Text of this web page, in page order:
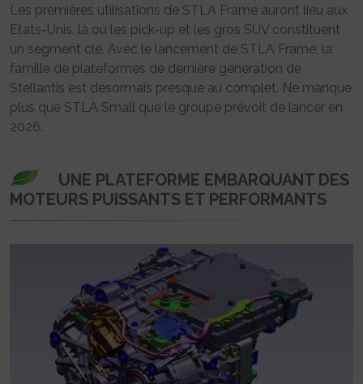
Les premières utilisations de STLA Frame auront lieu aux
Etats-Unis, là où les pick-up et les gros SUV constituent
un segment clé. Avec le lancement de STLA Frame, la
famille de plateformes de dernière génération de
Stellantis est désormais presque au complet. Ne manque
plus que STLA Small que le groupe prévoit de lancer en
2026.
UNE PLATEFORME EMBARQUANT DES
MOTEURS PUISSANTS ET PERFORMANTS